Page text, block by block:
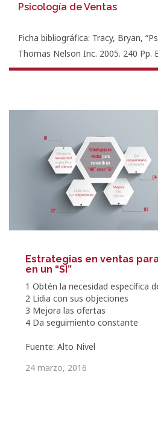
Psicología de Ventas
Ficha bibliográfica: Tracy, Bryan,
Thomas Nelson Inc. 2005. 240 Pp.
Estrategias en ventas
en un “SI”
1 Obtén la necesidad específica
2 Lidia con sus objeciones
3 Mejora las ofertas
4 Da seguimiento constante
Fuente: Alto Nivel
24 marzo, 2016